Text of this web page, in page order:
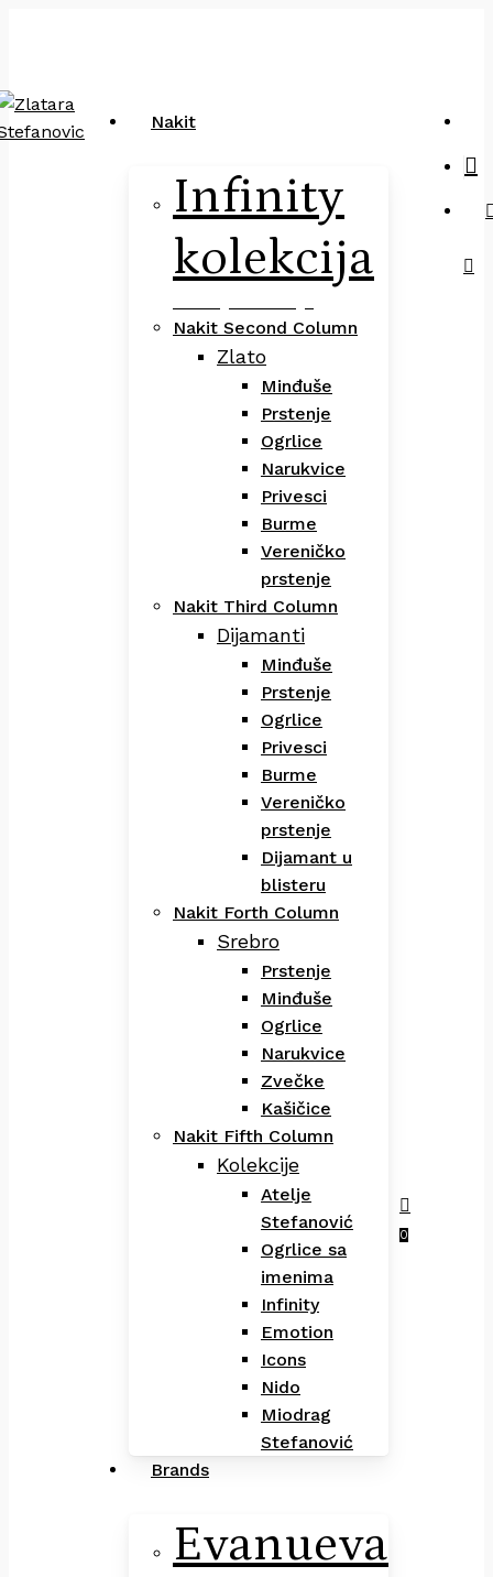
content
search
0
Menu
Nakit
Infinity
kolekcija
Nakit Second Column
Zlato
Minđuše
Prstenje
Ogrlice
Narukvice
Privesci
Burme
Vereničko
prstenje
Nakit Third Column
Dijamanti
Minđuše
Prstenje
Ogrlice
Privesci
Burme
Vereničko
prstenje
Dijamant u
blisteru
Nakit Forth Column
Srebro
Prstenje
Minđuše
Ogrlice
Narukvice
Zvečke
Kašičice
Nakit Fifth Column
Kolekcije
Atelje
Stefanović
Ogrlice sa
imenima
Infinity
Emotion
Icons
Nido
Miodrag
Stefanović
Brands
Evanueva